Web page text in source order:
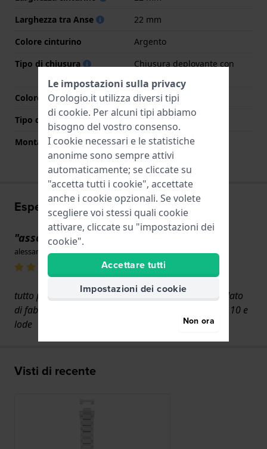
Larghezza tra Anse
22 mm
Colore cinturino
Argento
Tipo di chiusura
Chiusura deployante con
Colore Chiusura
Argento
Tipo di montatura
Perni a molla
Montatura dritta
No
Esperienze utente
"assolutamente originale!!"
alessandrooo · 17 giugno 2022
tutto perfetto cinturino ben imballato e tutto pellicolato
di fabbrica non potevo sperare di meglio bravissimi 10 e
lode
Visti di recente
Le impostazioni sulla privacy
Orologio.it utilizza diversi tipi
di cookie. Per alcuni tipi abbiamo
bisogno del vostro consenso.
I cookie necessari e le statistiche
anonime sono sempre attivi
automaticamente; se cliccate su
"accetta tutti i cookie", accettate
anche i cookie opzionali. Se volete
scegliere voi stessi quali cookie
attivare, cliccate su "impostazioni dei
cookie".
Accettare tutti
Impostazioni dei cookie
Non ora